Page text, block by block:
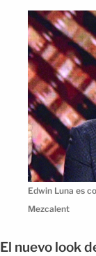
Edwin Luna es
Mezcalent
El nuevo look